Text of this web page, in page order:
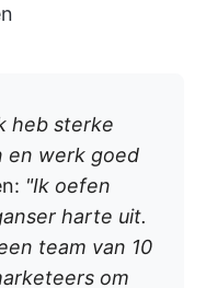
heb sterke
en werk goed
: "Ik oefen
harte uit.
team van 10
om